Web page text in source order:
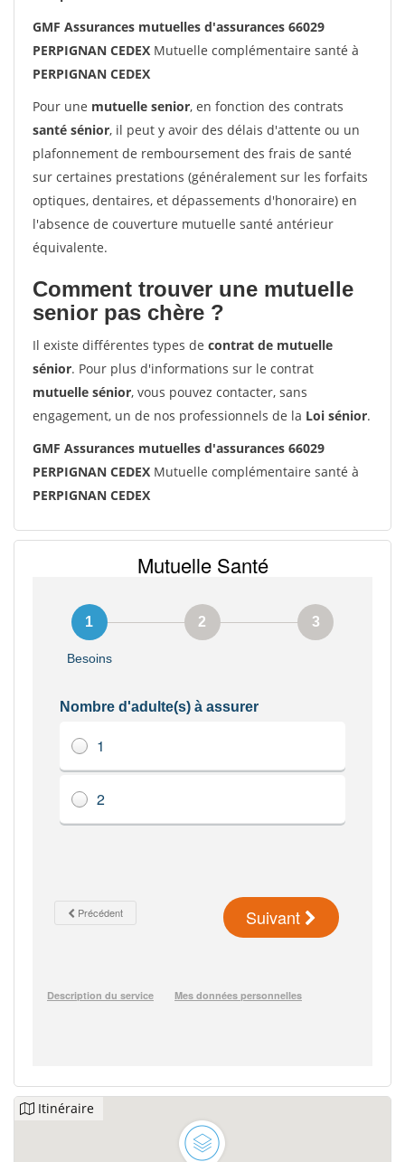
GMF Assurances mutuelles d'assurances 66029
PERPIGNAN CEDEX Mutuelle complémentaire santé à
PERPIGNAN CEDEX
Pour une mutuelle senior, en fonction des contrats
santé sénior, il peut y avoir des délais d'attente ou un
plafonnement de remboursement des frais de santé
sur certaines prestations (généralement sur les forfaits
optiques, dentaires, et dépassements d'honoraire) en
l'absence de couverture mutuelle santé antérieur
équivalente.
Comment trouver une mutuelle
senior pas chère ?
Il existe différentes types de contrat de mutuelle
sénior. Pour plus d'informations sur le contrat
mutuelle sénior, vous pouvez contacter, sans
engagement, un de nos professionnels de la Loi sénior.
GMF Assurances mutuelles d'assurances 66029
PERPIGNAN CEDEX Mutuelle complémentaire santé à
PERPIGNAN CEDEX
Itinéraire